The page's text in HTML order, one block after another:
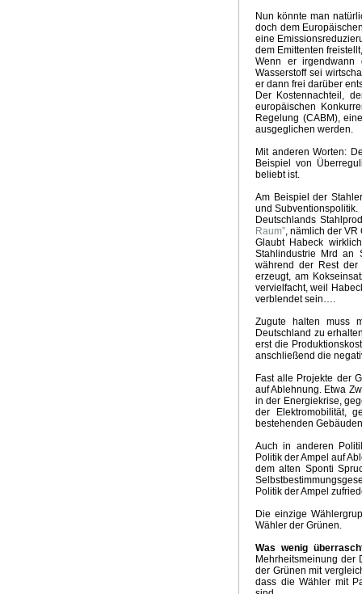
Hart aber Fair Weltuntergang
Nun könnte man
doch dem
eine
dem Emittenten
Wenn er irgendwann
Wasserstoff sei
er dann frei darüber
Der Kostennachteil,
europäischen
Regelung (CABM),
ausgeglichen werden.
Mit anderen Worten:
Beispiel von
beliebt ist.
Am Beispiel der
und Subventionspolitik.
Deutschlands
Raum” , nämlich der
Glaubt Habeck
Stahlindustrie Mrd an
während der Rest
erzeugt, am
vervielfacht, weil
verblendet sein….
Zugute halten muss
Deutschland zu
erst die
anschließend die
Fast alle Projekte der
auf Ablehnung. Etwa
in der Energiekrise,
der Elektromobilität,
bestehenden
Auch in anderen
Politik der Ampel auf
dem alten Sponti
Politik der Ampel
Die einzige
Wähler der Grünen.
Was wenig
Mehrheitsmeinung der
der Grünen mit
dass die Wähler mit